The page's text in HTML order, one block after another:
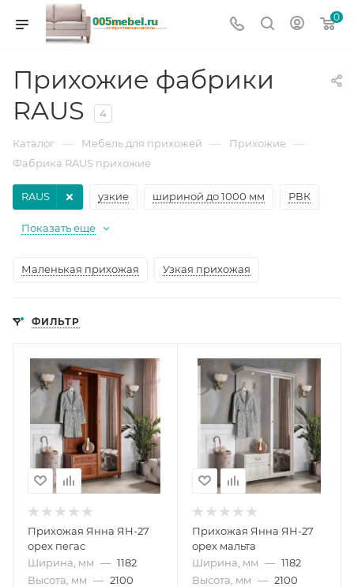
0
Прихожие фабрики
RAUS
4
Каталог — Мебель для прихожей — Прихожие —
Фабрика RAUS прихожие
узкие шириной до 1000 мм РВК
RAUS
Показать еще
Маленькая прихожая Узкая прихожая
ФИЛЬТР
Прихожая Янна ЯН-27
орех пегас
Ширина, мм — 1182
Высота, мм — 2100
Прихожая Янна ЯН-27
орех мальта
Ширина, мм — 1182
Высота, мм — 2100